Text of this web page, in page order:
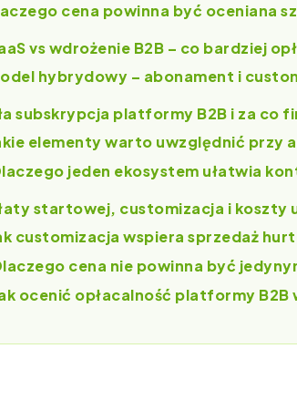
cena powinna być oceniana
vs wdrożenie B2B – co bardziej
hybrydowy – abonament i
subskrypcja platformy B2B i za co
elementy warto uwzględnić przy
jeden ekosystem ułatwia
startowej, customizacja i koszty
customizacja wspiera sprzedaż
cena nie powinna być
ocenić opłacalność platformy B2B